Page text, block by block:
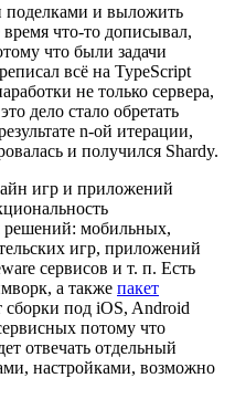
поделками и выложить
что-то дописывал,
что были задачи
всё на TypeScript
не только сервера,
дело стало обретать
n-ой итерации,
и получился Shardy.
игр и приложений
решений: мобильных,
игр, приложений
сервисов и т. п. Есть
а также пакет
под iOS, Android
потому что
отвечать отдельный
настройками, возможно